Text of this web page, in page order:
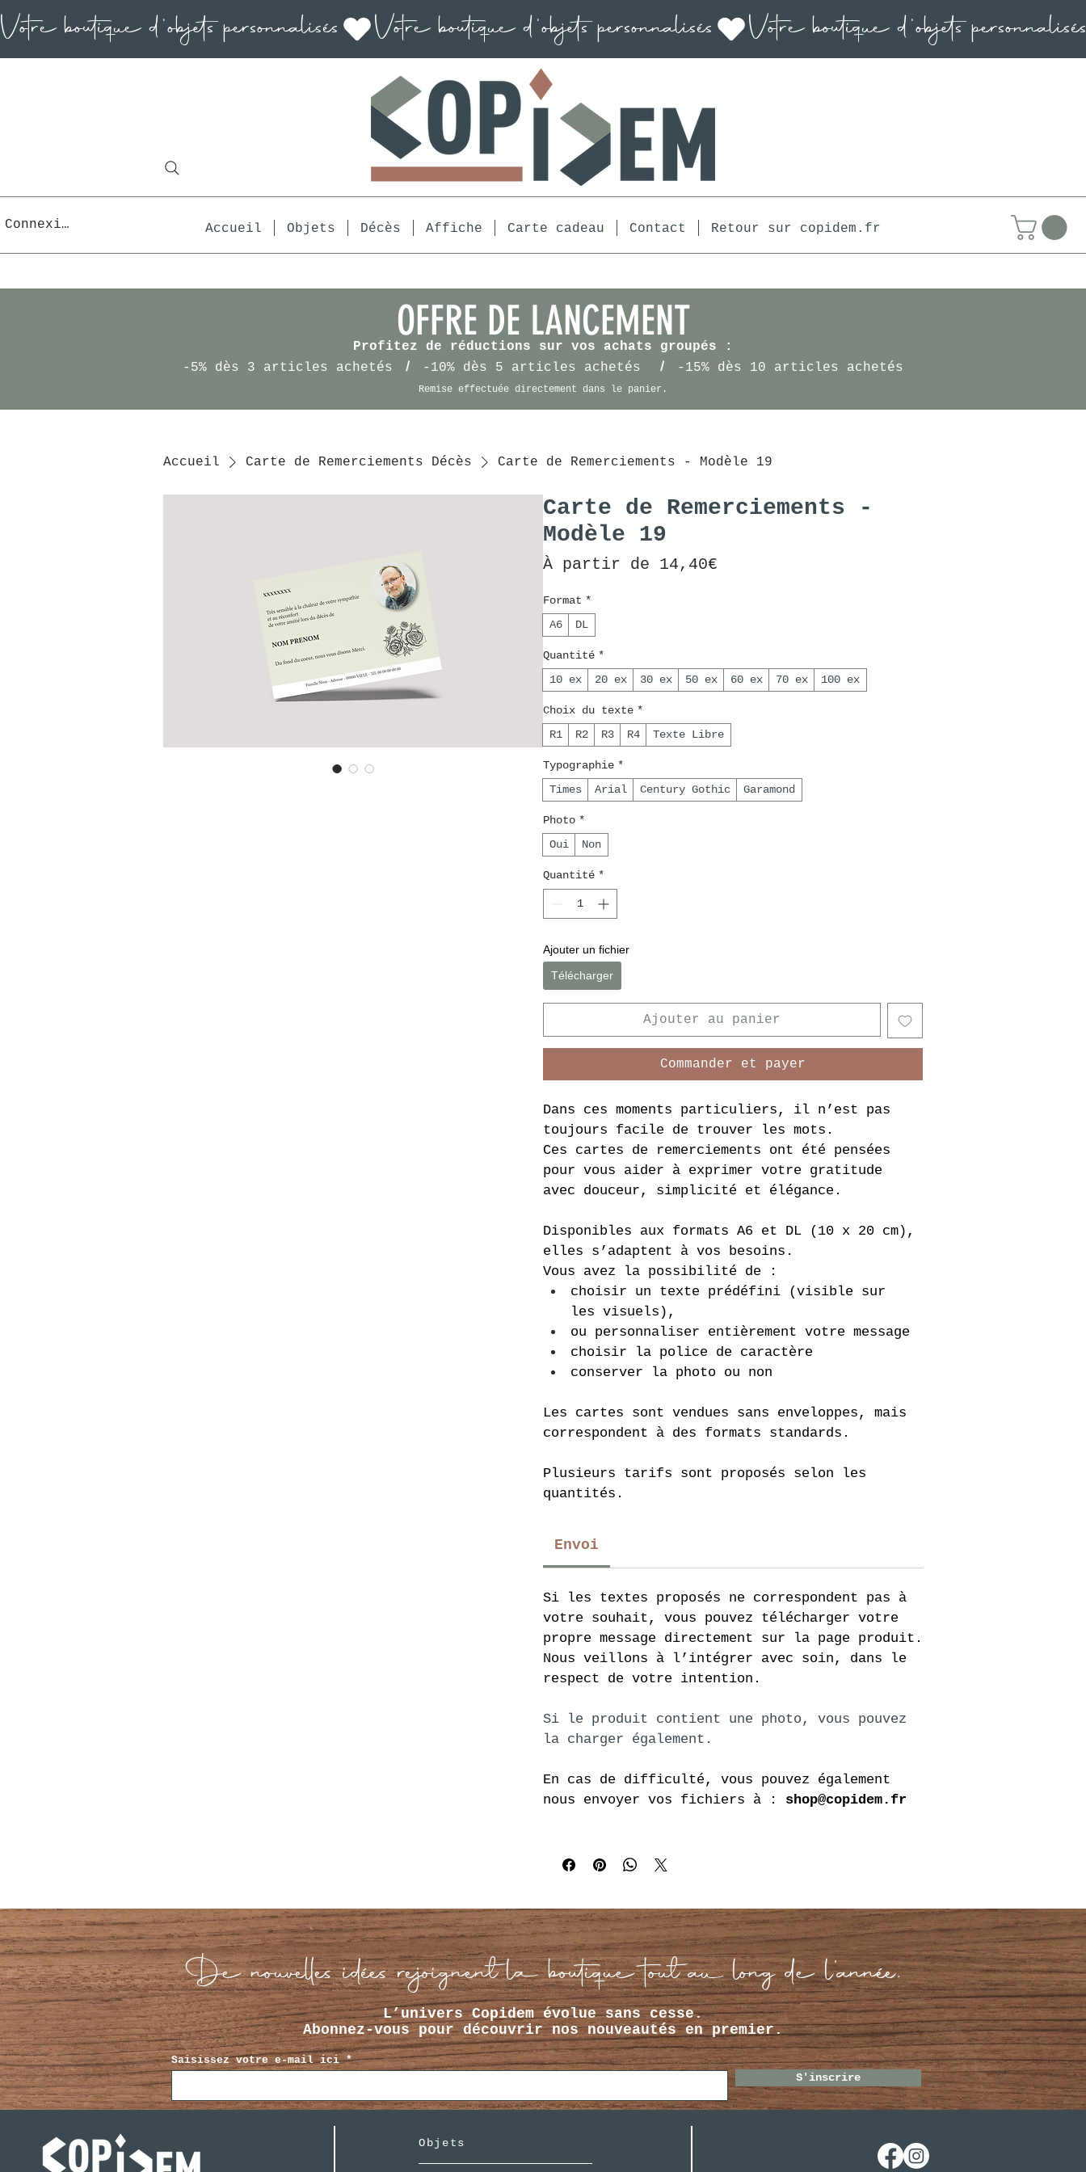
Connexion Accueil Objets Décès Affiche Carte cadeau Contact Retour sur copidem.fr
OFFRE DE LANCEMENT
Profitez de réductions sur vos achats groupés :
-5% dès 3 articles achetés
/ -10% dès 5 articles achetés / -15% dès 10 articles achetés
Remise effectuée directement dans le panier.
Accueil Carte de Remerciements Décès Carte de Remerciements - Modèle 19
Carte de Remerciements -
Modèle 19
À partir de 14,40€
Format *
A6
DL
Quantité *
10 ex
20 ex 30 ex 50 ex 60 ex 70 ex 100 ex
Choix du texte *
R1
R2 R3 R4 Texte Libre
Typographie *
Times
Arial Century Gothic Garamond
Photo *
Oui
Non
Quantité *
Ajouter un fichier
Télécharger
Ajouter au panier
Commander et payer
Dans ces moments particuliers, il n’est pas
toujours facile de trouver les mots.
Ces cartes de remerciements ont été pensées
pour vous aider à exprimer votre gratitude
avec douceur, simplicité et élégance.
Disponibles aux formats A6 et DL (10 x 20 cm),
elles s’adaptent à vos besoins.
Vous avez la possibilité de :
choisir un texte prédéfini (visible sur
les visuels),
ou personnaliser entièrement votre message
choisir la police de caractère
conserver la photo ou non
Les cartes sont vendues sans enveloppes, mais
correspondent à des formats standards.
Plusieurs tarifs sont proposés selon les
quantités.
Envoi
Si les textes proposés ne correspondent pas à
votre souhait, vous pouvez télécharger votre
propre message directement sur la page produit.
Nous veillons à l’intégrer avec soin, dans le
respect de votre intention.
Si le produit contient une photo, vous pouvez
la charger également.
En cas de difficulté, vous pouvez également
nous envoyer vos fichiers à : shop@copidem.fr
De nouvelles idées rejoignent la boutique tout au long de l’année.
L’univers Copidem évolue sans cesse.
Abonnez-vous pour découvrir nos nouveautés en premier.
Saisissez votre e-mail ici
S'inscrire
Objets